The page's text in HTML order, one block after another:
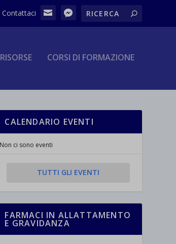
RISORSE CORSI DI FORMAZIONE
CALENDARIO EVENTI
Non ci sono eventi
TUTTI GLI EVENTI
FARMACI IN ALLATTAMENTO
E GRAVIDANZA